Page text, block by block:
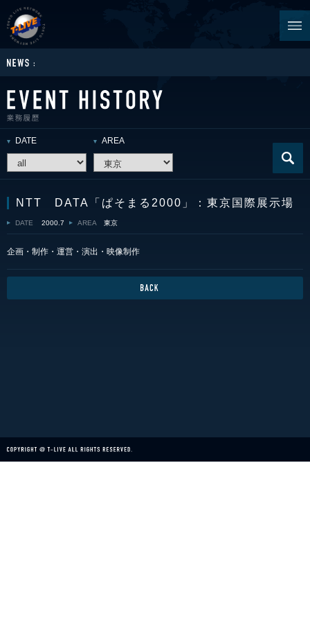
DATE AREA
NTT DATA「ぱそまる2000」：東京国際展示場
DATE 2000.7 AREA 東京
企画・制作・運営・演出・映像制作